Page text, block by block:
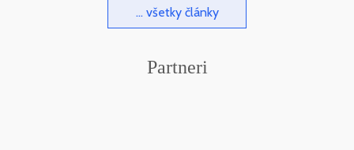
... všetky články
Partneri